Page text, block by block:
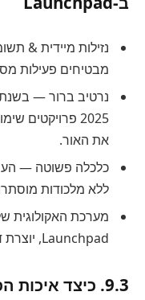
מבטיחים פעילות
את האור.
כלכלה פשוטה —
ללא מלכודות
Launchpad, יוצרת דרישה קבועה לטוקני MX.
9.3. כיצד איכות הפרויקטים התפתחה